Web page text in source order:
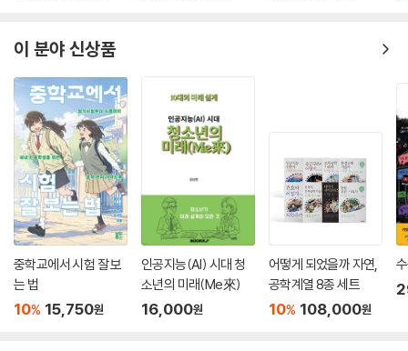
이 분야 신상품
중학교에서 시험 잘 보
는 법
10% 15,750원
인공지능(AI) 시대 청
소년의 미래(Me來)
16,000원
어떻게 되었을까 자연,
공학계열 8종 세트
10% 108,000원